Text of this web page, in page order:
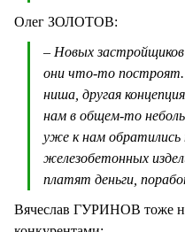
Олег ЗОЛОТОВ:
– Новых
они что-то построят.
ниша, другая
нам в общем-то
уже к нам обратились
железобетонных
платят деньги,
Вячеслав ГУРИНОВ тоже